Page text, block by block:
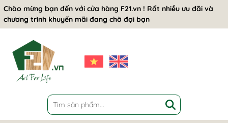
Chào mừng bạn đến với cửa hàng F21.vn ! Rất nhiều ưu đãi và
chương trình khuyến mãi đang chờ đợi bạn